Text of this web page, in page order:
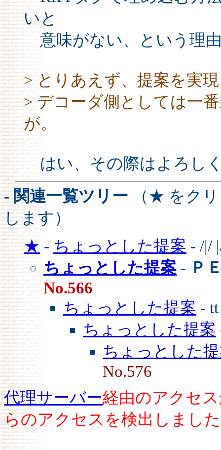
いと
意味がない、という理
> とりあえず、提案を実
> デコーダ側としては一
が。
はい、その際はよろし
- 関連一覧ツリー （★ をク
します）
★ - ちょっとした提案 - /|/
ちょっとした提案 -
Ｐ
No.566
ちょっとした提案 -
ちょっとした提案
ちょっとした
No.576
代理サーバー経由のアクセ
らのアクセスを検出しまし